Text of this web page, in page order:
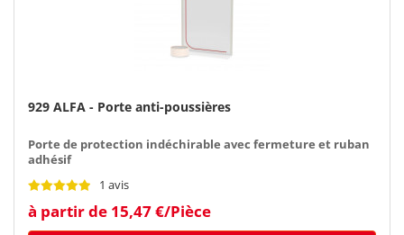
929 ALFA - Porte anti-poussières
Porte de protection indéchirable avec fermeture et ruban
adhésif
1 avis
à partir de 15,47 €/Pièce